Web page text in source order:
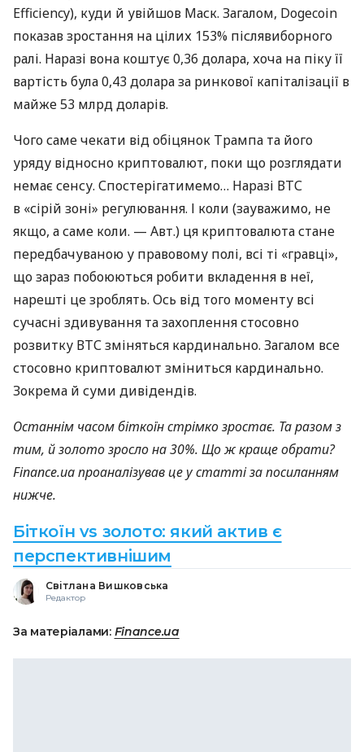
Efficiency), куди й увійшов Маск. Загалом, Dogecoin
показав зростання на цілих 153% післявиборного
ралі. Наразі вона коштує 0,36 долара, хоча на піку її
вартість була 0,43 долара за ринкової капіталізації в
майже 53 млрд доларів.
Чого саме чекати від обіцянок Трампа та його
уряду відносно криптовалют, поки що розглядати
немає сенсу. Спостерігатимемо… Наразі ВТС
в «сірій зоні» регулювання. І коли (зауважимо, не
якщо, а саме коли. — Авт.) ця криптовалюта стане
передбачуваною у правовому полі, всі ті «гравці»,
що зараз побоюються робити вкладення в неї,
нарешті це зроблять. Ось від того моменту всі
сучасні здивування та захоплення стосовно
розвитку ВТС зміняться кардинально. Загалом все
стосовно криптовалют зміниться кардинально.
Зокрема й суми дивідендів.
Останнім часом біткоїн стрімко зростає. Та разом з
тим, й золото зросло на 30%. Що ж краще обрати?
Finance.ua проаналізував це у статті за посиланням
нижче.
Біткоїн vs золото: який актив є
перспективнішим
Світлана Вишковська
Редактор
За матеріалами: Finance.ua